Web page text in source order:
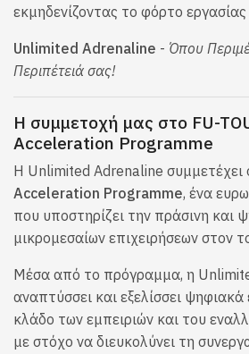
εκμηδενίζοντας το φόρτο εργασίας
Unlimited Adrenaline - Όπου
Περιπέτειά σας!
Η συμμετοχή μας στο FU-
Acceleration Programme
Η Unlimited Adrenaline συμμετέχει
Acceleration Programme, ένα
που υποστηρίζει την πράσινη και
μικρομεσαίων επιχειρήσεων στον
Μέσα από το πρόγραμμα, η
αναπτύσσει και εξελίσσει ψηφιακά
κλάδο των εμπειριών και του
με στόχο να διευκολύνει τη